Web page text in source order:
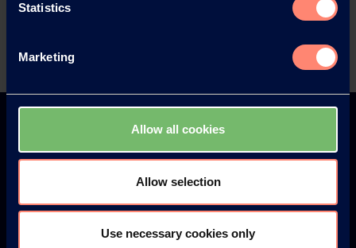
Statistics
Marketing
Allow all cookies
Allow selection
Use necessary cookies only